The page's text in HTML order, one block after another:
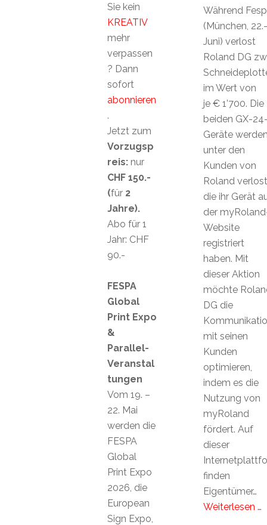
Während
(München,
Juni) verlost
Roland DG
im Wert von
je € 1’700. Die
beiden GX-
Geräte
unter den
Kunden von
Roland
die ihr Gerät
der
Website
registriert
haben. Mit
dieser Aktion
möchte
DG die
mit seinen
Kunden
optimieren,
indem es die
Nutzung von
myRoland
fördert. Auf
dieser
finden
Eigentümer…
Weiterlesen …
Sie kein
KREATIV
mehr
verpassen
? Dann
sofort
abonnieren
.
Jetzt zum
Vorzugsp
reis: nur
CHF 150.-
(für 2
Jahre).
Abo für 1
Jahr: CHF
90.-
FESPA
Global
Print Expo
&
Parallel-
Veranstal
tungen
Vom 19. –
22. Mai
werden die
FESPA
Global
Print Expo
2026, die
European
Sign Expo,